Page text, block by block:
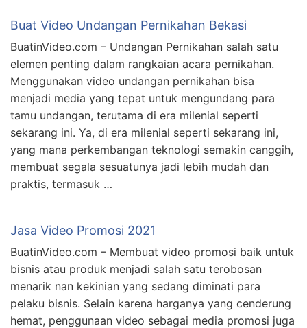
Buat Video Undangan Pernikahan Bekasi
BuatinVideo.com – Undangan Pernikahan salah satu
elemen penting dalam rangkaian acara pernikahan.
Menggunakan video undangan pernikahan bisa
menjadi media yang tepat untuk mengundang para
tamu undangan, terutama di era milenial seperti
sekarang ini. Ya, di era milenial seperti sekarang ini,
yang mana perkembangan teknologi semakin canggih,
membuat segala sesuatunya jadi lebih mudah dan
praktis, termasuk …
Jasa Video Promosi 2021
BuatinVideo.com – Membuat video promosi baik untuk
bisnis atau produk menjadi salah satu terobosan
menarik nan kekinian yang sedang diminati para
pelaku bisnis. Selain karena harganya yang cenderung
hemat, penggunaan video sebagai media promosi juga